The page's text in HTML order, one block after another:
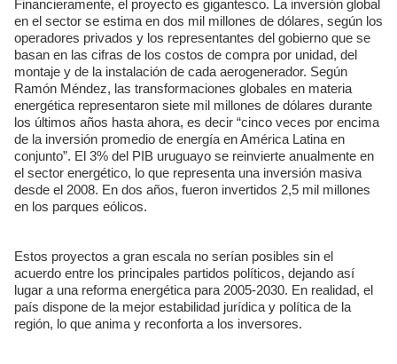
Financieramente, el proyecto es gigantesco. La inversión global
en el sector se estima en dos mil millones de dólares, según los
operadores privados y los representantes del gobierno que se
basan en las cifras de los costos de compra por unidad, del
montaje y de la instalación de cada aerogenerador. Según
Ramón Méndez, las transformaciones globales en materia
energética representaron siete mil millones de dólares durante
los últimos años hasta ahora, es decir “cinco veces por encima
de la inversión promedio de energía en América Latina en
conjunto”. El 3% del PIB uruguayo se reinvierte anualmente en
el sector energético, lo que representa una inversión masiva
desde el 2008. En dos años, fueron invertidos 2,5 mil millones
en los parques eólicos.
Estos proyectos a gran escala no serían posibles sin el
acuerdo entre los principales partidos políticos, dejando así
lugar a una reforma energética para 2005-2030. En realidad, el
país dispone de la mejor estabilidad jurídica y política de la
región, lo que anima y reconforta a los inversores.